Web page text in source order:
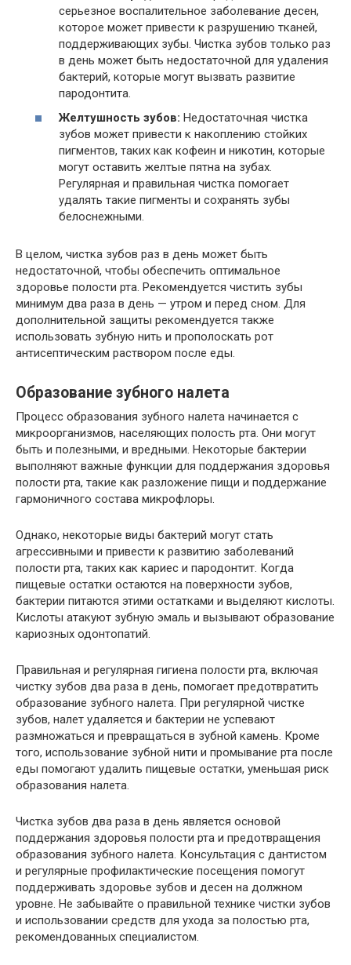
серьезное воспалительное заболевание десен,
которое может привести к разрушению тканей,
поддерживающих зубы. Чистка зубов только раз
в день может быть недостаточной для удаления
бактерий, которые могут вызвать развитие
пародонтита.
Желтушность зубов: Недостаточная чистка
зубов может привести к накоплению стойких
пигментов, таких как кофеин и никотин, которые
могут оставить желтые пятна на зубах.
Регулярная и правильная чистка помогает
удалять такие пигменты и сохранять зубы
белоснежными.
В целом, чистка зубов раз в день может быть
недостаточной, чтобы обеспечить оптимальное
здоровье полости рта. Рекомендуется чистить зубы
минимум два раза в день — утром и перед сном. Для
дополнительной защиты рекомендуется также
использовать зубную нить и прополоскать рот
антисептическим раствором после еды.
Образование зубного налета
Процесс образования зубного налета начинается с
микроорганизмов, населяющих полость рта. Они могут
быть и полезными, и вредными. Некоторые бактерии
выполняют важные функции для поддержания здоровья
полости рта, такие как разложение пищи и поддержание
гармоничного состава микрофлоры.
Однако, некоторые виды бактерий могут стать
агрессивными и привести к развитию заболеваний
полости рта, таких как кариес и пародонтит. Когда
пищевые остатки остаются на поверхности зубов,
бактерии питаются этими остатками и выделяют кислоты.
Кислоты атакуют зубную эмаль и вызывают образование
кариозных одонтопатий.
Правильная и регулярная гигиена полости рта, включая
чистку зубов два раза в день, помогает предотвратить
образование зубного налета. При регулярной чистке
зубов, налет удаляется и бактерии не успевают
размножаться и превращаться в зубной камень. Кроме
того, использование зубной нити и промывание рта после
еды помогают удалить пищевые остатки, уменьшая риск
образования налета.
Чистка зубов два раза в день является основой
поддержания здоровья полости рта и предотвращения
образования зубного налета. Консультация с дантистом
и регулярные профилактические посещения помогут
поддерживать здоровье зубов и десен на должном
уровне. Не забывайте о правильной технике чистки зубов
и использовании средств для ухода за полостью рта,
рекомендованных специалистом.